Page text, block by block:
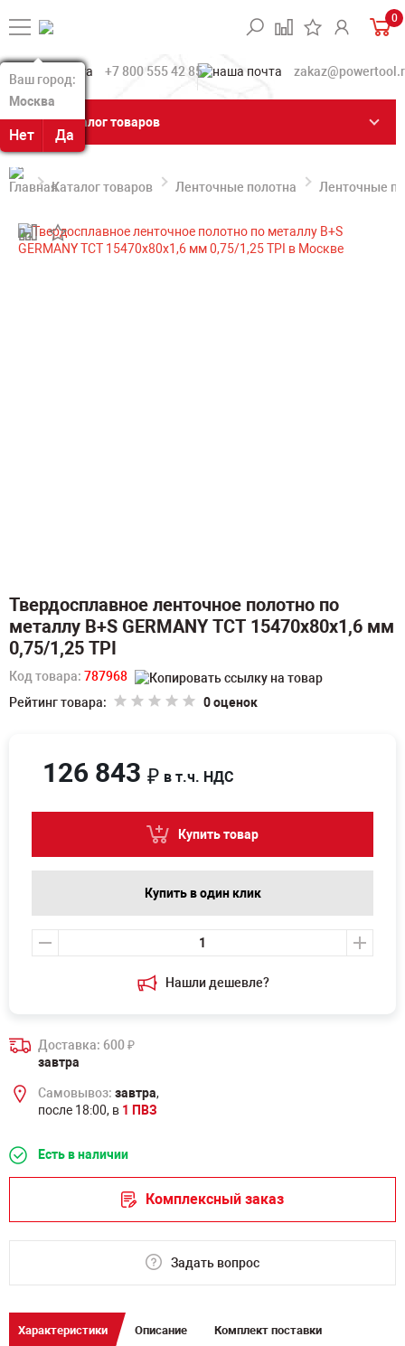
Ваш город:
Москва
Нет Да
Ваш город:
Москва
Нет Да
0
+7 800 555 42 85
Каталог товаров
Каталог товаров Ленточные полотна Ленточные
Твердосплавное ленточное полотно по
металлу B+S GERMANY TCT 15470х80х1,6 мм
0,75/1,25 TPI
Код товара: 787968
Рейтинг товара:
0 оценок
Нашли дешевле?
126 843 ₽ в т.ч. НДС
Купить товар
Купить в один клик
Доставка: 600₽
завтра
Самовывоз: завтра,
после 18:00, в 1 ПВЗ
Есть в наличии
Комплексный заказ
Задать вопрос
Характеристики Описание Комплект поставки